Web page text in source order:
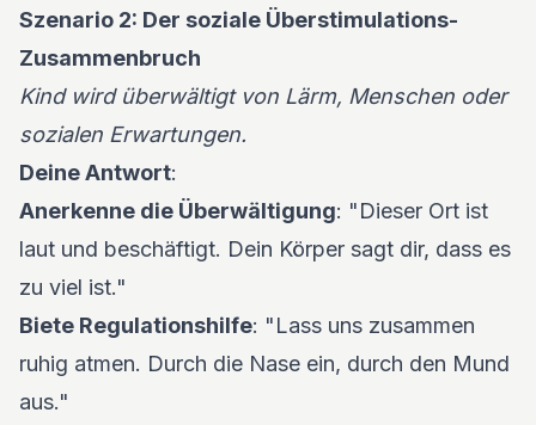
Szenario 2: Der soziale Überstimulations-
Zusammenbruch
Kind wird überwältigt von Lärm, Menschen oder
sozialen Erwartungen.
Deine Antwort:
Anerkenne die Überwältigung: "Dieser Ort ist
laut und beschäftigt. Dein Körper sagt dir, dass es
zu viel ist."
Biete Regulationshilfe: "Lass uns zusammen
ruhig atmen. Durch die Nase ein, durch den Mund
aus."